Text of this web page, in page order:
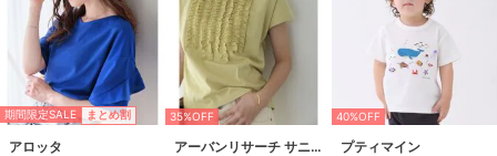
期間限定SALE まとめ割
アロッタ
35%OFF
アーバンリサーチ サニーレーベル
40%OFF
プティマイン